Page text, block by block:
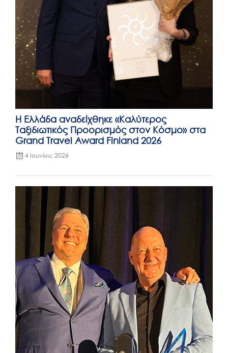
Η Ελλάδα αναδείχθηκε «Καλύτερος
Ταξιδιωτικός Προορισμός στον Κόσμο» στα
Grand Travel Award Finland 2026
4 Ιουνίου, 2026